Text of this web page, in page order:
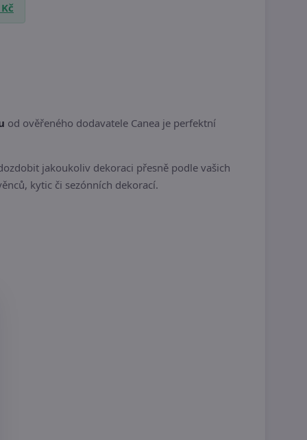
od ověřeného dodavatele Canea je perfektní
jakoukoliv dekoraci přesně podle vašich
kytic či sezónních dekorací.